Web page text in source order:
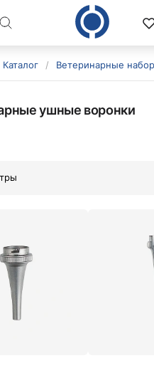
Каталог / Ветеринарные
ушные воронки
конфиденциальности